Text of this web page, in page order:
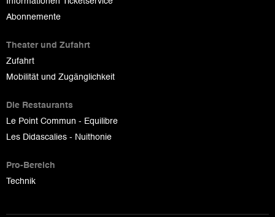
Abonnemente
Theater und Zufahrt
Zufahrt
Mobilität und Zugänglichkeit
Die Restaurants
Le Point Commun - Equilibre
Les Didascalies - Nuithonie
Pro-Bereich
Technik